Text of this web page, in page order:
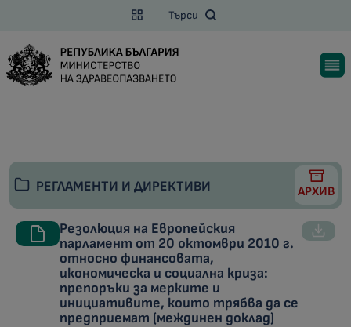
Търси
РЕГЛАМЕНТИ И ДИРЕКТИВИ АРХИВ
Резолюция на Европейския
парламент от 20 октомври 2010 г.
относно финансовата,
икономическа и социална криза:
препоръки за мерките и
инициативите, които трябва да се
предприемат (междинен доклад)